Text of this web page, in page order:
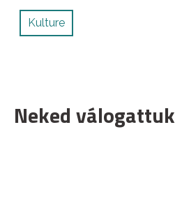
Kulture
Neked válogattuk